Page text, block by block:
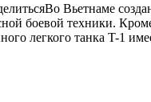
Вьетнаме
боевой техники.
легкого танка T-1